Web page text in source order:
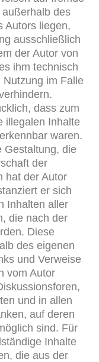
außerhalb des
Autors liegen,
ausschließlich
der Autor von
ihm technisch
im Falle
dass zum
illegalen Inhalte
waren.
Gestaltung, die
der
hat der Autor
er sich
Inhalten aller
die nach der
Diese
des eigenen
und Verweise
vom Autor
und in allen
auf deren
sind. Für
Inhalte
die aus der